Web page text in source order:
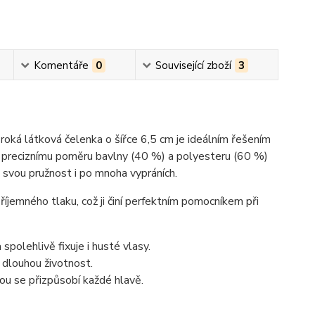
Komentáře 0 Související zboží 3
látková čelenka o šířce 6,5 cm je ideálním řešením
poměru bavlny (40 %) a polyesteru (60 %)
pružnost i po mnoha vypráních.
tlaku, což ji činí perfektním pomocníkem při
spolehlivě fixuje i husté vlasy.
životnost.
se přizpůsobí každé hlavě.